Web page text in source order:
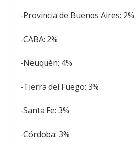
-Provincia de Buenos Aires: 2%
-CABA: 2%
-Neuquén: 4%
-Tierra del Fuego: 3%
-Santa Fe: 3%
-Córdoba: 3%